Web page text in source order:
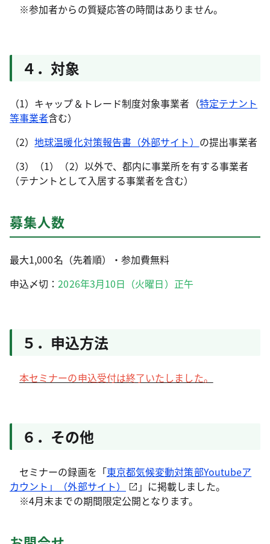
※参加者からの質疑応答の時間はありません。
４．対象
（1）キャップ＆トレード制度対象事業者（特定テナント
等事業者含む）
（2）地球温暖化対策報告書（外部サイト） の提出事業者
（3）（1）（2）以外で、都内に事業所を有する事業者
（テナントとして入居する事業者を含む）
募集人数
最大1,000名（先着順）・参加費無料
申込〆切：2026年3月10日（火曜日）正午
５．申込方法
本セミナーの申込受付は終了いたしました。
６．その他
セミナーの録画を「東京都気候変動対策部Youtubeア
カウント」（外部サイト）
」に掲載しました。
※4月末までの期間限定公開となります。